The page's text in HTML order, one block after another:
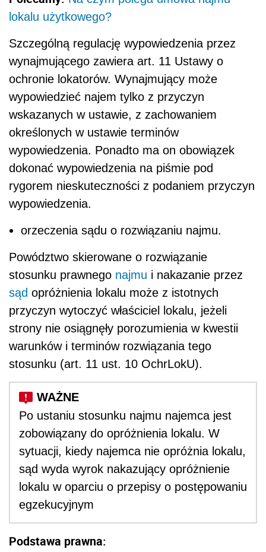
lokalu użytkowego?
Szczególną regulację wypowiedzenia przez
wynajmującego zawiera art. 11 Ustawy o
ochronie lokatorów. Wynajmujący może
wypowiedzieć najem tylko z przyczyn
wskazanych w ustawie, z zachowaniem
określonych w ustawie terminów
wypowiedzenia. Ponadto ma on obowiązek
dokonać wypowiedzenia na piśmie pod
rygorem nieskuteczności z podaniem przyczyn
wypowiedzenia.
orzeczenia sądu o rozwiązaniu najmu.
Powództwo skierowane o rozwiązanie
stosunku prawnego najmu i nakazanie przez
sąd opróżnienia lokalu może z istotnych
przyczyn wytoczyć właściciel lokalu, jeżeli
strony nie osiągnęły porozumienia w kwestii
warunków i terminów rozwiązania tego
stosunku (art. 11 ust. 10 OchrLokU).
Po ustaniu stosunku najmu najemca jest
zobowiązany do opróżnienia lokalu. W
sytuacji, kiedy najemca nie opróżnia lokalu,
sąd wyda wyrok nakazujący opróżnienie
lokalu w oparciu o przepisy o postępowaniu
egzekucyjnym
Podstawa prawna: